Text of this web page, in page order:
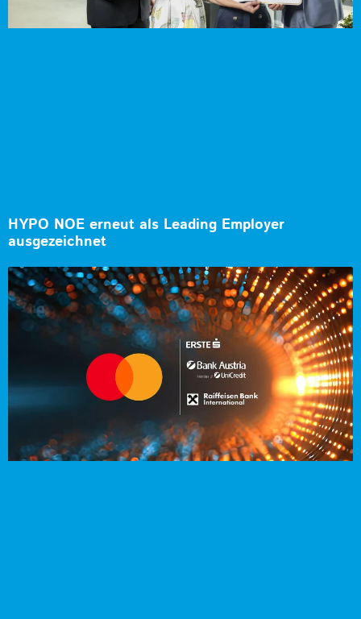
HYPO NOE erneut als Leading Employer
ausgezeichnet